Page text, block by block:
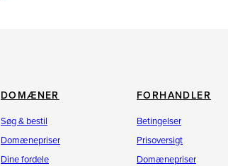
DOMÆNER
Søg & bestil
Domænepriser
Dine fordele
FORHANDLER
Betingelser
Prisoversigt
Domænepriser